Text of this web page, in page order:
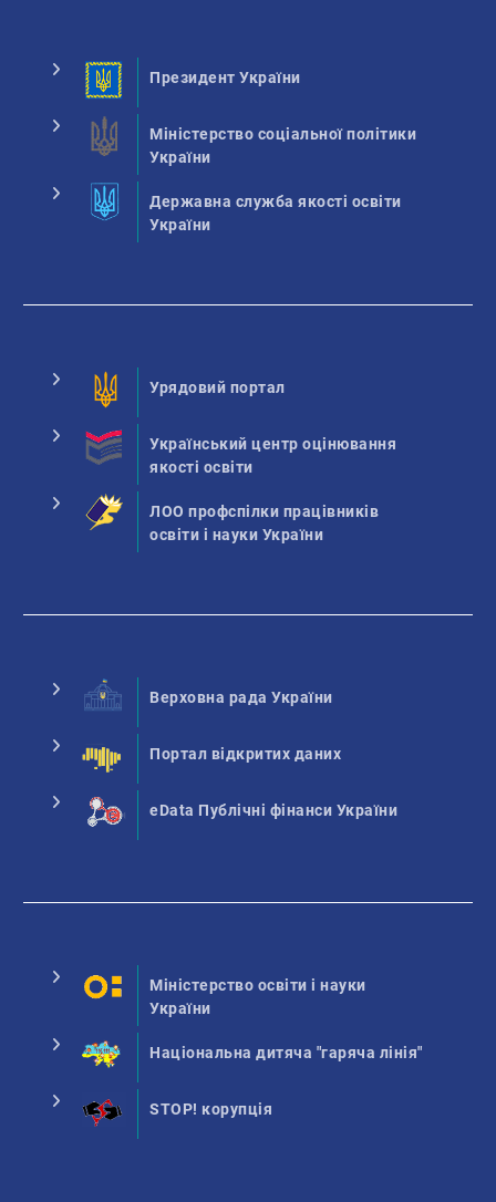
Президент України
Міністерство соціальної політики
України
Державна служба якості освіти
України
Урядовий портал
Український центр оцінювання
якості освіти
ЛОО профспілки працівників
освіти і науки України
Верховна рада України
Портал відкритих даних
eData Публічні фінанси України
Міністерство освіти і науки
України
Національна дитяча "гаряча лінія"
STOP! корупція